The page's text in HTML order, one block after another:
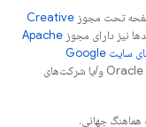
صفحه تحت مجوز Creative
نیز دارای مجوز Apache
خطمشی‌های سایت Google
مراجعه کنید. جاوا علامت تجاری ثبت‌شده Oracle و/یا شرکت‌های